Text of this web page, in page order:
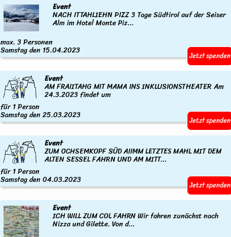
Event
NACH ITTAHLIEHN PIZZ 3 Tage Südtirol auf der Seiser
Alm im Hotel Monte Piz...
max. 3 Personen
Samstag den 15.04.2023 Jetzt spenden
Event
AM FRAIITAHG MIT MAMA INS INKLUSIONSTHEATER Am
24.3.2023 findet um
für 1 Person
Samstag den 25.03.2023 Jetzt spenden
Event
ZUM OCHSEMKOPF SÜD AIIMM LETZTES MAHL MIT DEM
ALTEN SESSEL FAHRN UND AM MITT...
für 1 Person
Samstag den 04.03.2023 Jetzt spenden
Event
ICH WILL ZUM COL FAHRN Wir fahren zunächst nach
Nizza und Gilette. Von d...